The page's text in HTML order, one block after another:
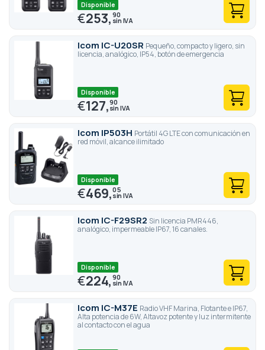
Disponible
€253,90
Icom IC-U20SR Pequeño, compacto y ligero, sin
licencia, analógico, IP54, botón de emergencia
Disponible
€127,90
Icom IP503H Portátil 4G LTE con comunicación en
red móvil, alcance ilimitado
Disponible
€469,05
Icom IC-F29SR2 Sin licencia PMR446,
analógico, impermeable IP67, 16 canales.
Disponible
€224,90
Icom IC-M37E Radio VHF Marina, Flotante e IP67,
Alta potencia de 6W, Altavoz potente y luz intermitente
al contacto con el agua